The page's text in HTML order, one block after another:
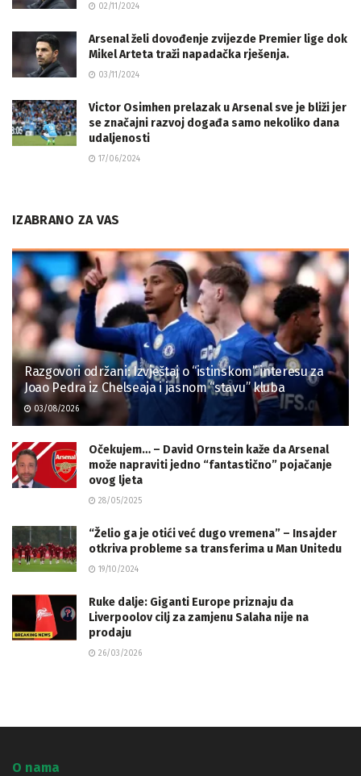
02/11/2024
Arsenal želi dovođenje zvijezde Premier lige dok
Mikel Arteta traži napadačka rješenja.
03/11/2024
Victor Osimhen prelazak u Arsenal sve je bliži jer
se značajni razvoj događa samo nekoliko dana
udaljenosti
17/06/2024
IZABRANO ZA VAS
Razgovori održani: Izvještaj o “istinskom” interesu za
Joao Pedra iz Chelseaja i jasnom “stavu” kluba
03/08/2026
Očekujem… – David Ornstein kaže da Arsenal
može napraviti jedno “fantastično” pojačanje
ovog ljeta
28/05/2025
“Želio ga je otići već dugo vremena” – Insajder
otkriva probleme sa transferima u Man Unitedu
19/10/2024
Ruke dalje: Giganti Europe priznaju da
Liverpoolov cilj za zamjenu Salaha nije na
prodaju
26/03/2026
O nama